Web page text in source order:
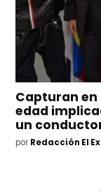
Capturan en
edad
un
por Redacción El